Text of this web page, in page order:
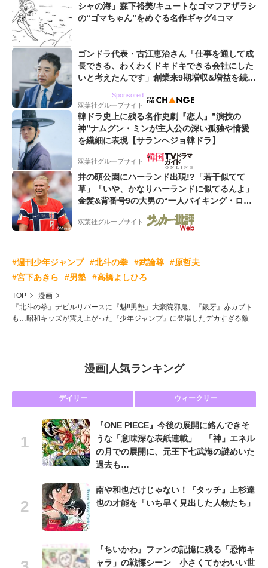
シャの海」森下裕美/キュートなゴマフアザラシ
の“ゴマちゃん”をめぐる名作ギャグ4コマ
ゴンドラ代表・古江恵治さん「仕事を通して成
長できる、わくわくドキドキできる会社にした
いと考えたんです」創業来9期増収&増益を続け
Sponsored
双葉社グループサイト
韓ドラ史上に残る名作史劇『恋人』”演技の
神”ナムグン・ミンが主人公の深い孤独や情愛
を繊細に表現【サランヘジョ韓ドラ】
双葉社グループサイト
井の頭公園にハーランド出現!?「若干似てて
草」「いや、かなりハーランドに似てるんよ」
金髪&背番号9の大男の“一人バイキング・ロ
ー”映像が話題!「元気をもらった」
双葉社グループサイト
#週刊少年ジャンプ #北斗の拳 #武論尊
#原哲夫
#宮下あきら
#男塾 #高橋よしひろ
TOP
漫画
『北斗の拳』デビルリバースに『魁!!男塾』大豪院邪鬼、『銀牙』赤カブト
も…昭和キッズが震え上がった『少年ジャンプ』に登場したデカすぎる敵
漫画| 人気ランキング
デイリー ウィークリー
『ONE PIECE』今後の展開に絡んできそ
うな「意味深な表紙連載」 「神」エネル
の月での展開に、元王下七武海の謎めいた
過去も…
南や和也だけじゃない！『タッチ』上杉達
也の才能を「いち早く見出した人物たち」
『ちいかわ』ファンの記憶に残る「恐怖キ
ャラ」の戦慄シーン 小さくてかわいい世